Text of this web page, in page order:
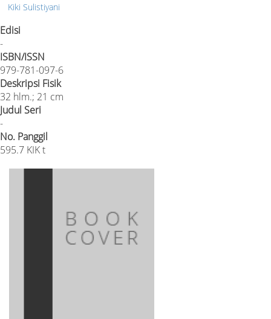
Kiki Sulistiyani
Edisi
-
ISBN/ISSN
979-781-097-6
Deskripsi Fisik
32 hlm.; 21 cm
Judul Seri
-
No. Panggil
595.7 KIK t